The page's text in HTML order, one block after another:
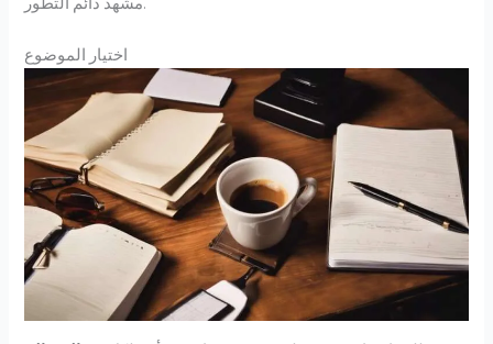
اختيار الموضوع